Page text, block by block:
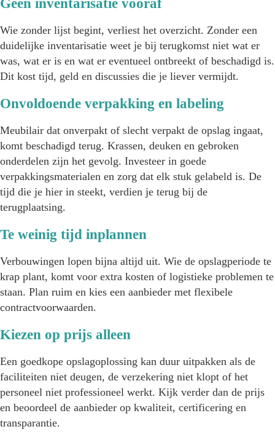
Geen inventarisatie vooraf
Wie zonder lijst begint, verliest het overzicht. Zonder een
duidelijke inventarisatie weet je bij terugkomst niet wat er
was, wat er is en wat er eventueel ontbreekt of beschadigd is.
Dit kost tijd, geld en discussies die je liever vermijdt.
Onvoldoende verpakking en labeling
Meubilair dat onverpakt of slecht verpakt de opslag ingaat,
komt beschadigd terug. Krassen, deuken en gebroken
onderdelen zijn het gevolg. Investeer in goede
verpakkingsmaterialen en zorg dat elk stuk gelabeld is. De
tijd die je hier in steekt, verdien je terug bij de
terugplaatsing.
Te weinig tijd inplannen
Verbouwingen lopen bijna altijd uit. Wie de opslagperiode te
krap plant, komt voor extra kosten of logistieke problemen te
staan. Plan ruim en kies een aanbieder met flexibele
contractvoorwaarden.
Kiezen op prijs alleen
Een goedkope opslagoplossing kan duur uitpakken als de
faciliteiten niet deugen, de verzekering niet klopt of het
personeel niet professioneel werkt. Kijk verder dan de prijs
en beoordeel de aanbieder op kwaliteit, certificering en
transparantie.